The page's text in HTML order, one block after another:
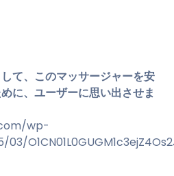
て、このマッサージャーを安
に、ユーザーに思い出させま
wp-